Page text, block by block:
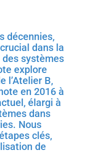
décennies,
dans la
systèmes
explore
l’Atelier B,
en 2016 à
élargi à
dans
Nous
clés,
de